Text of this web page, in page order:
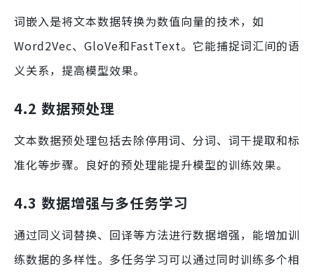
词嵌入是将文本数据转换为数值向量的技术，如
Word2Vec、GloVe和FastText。它能捕捉词汇间的语
义关系，提高模型效果。
4.2 数据预处理
文本数据预处理包括去除停用词、分词、词干提取和标
准化等步骤。良好的预处理能提升模型的训练效果。
4.3 数据增强与多任务学习
通过同义词替换、回译等方法进行数据增强，能增加训
练数据的多样性。多任务学习可以通过同时训练多个相